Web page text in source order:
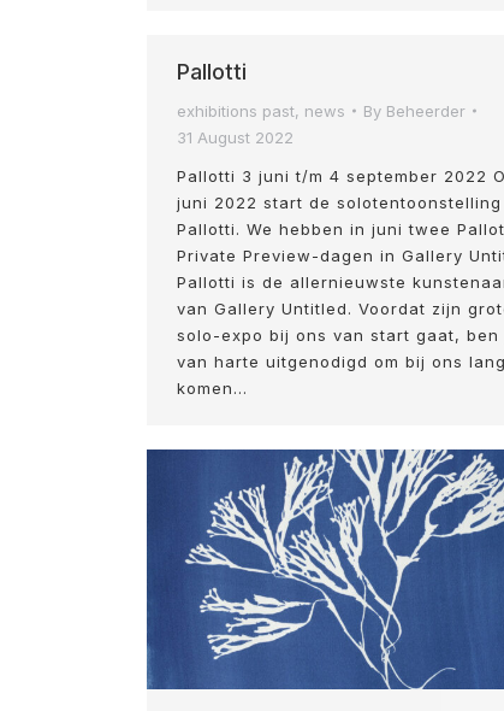
Pallotti
exhibitions past, news By Beheerder
31 August 2022
Pallotti 3 juni t/m 4 september 2022
juni 2022 start de solotentoonstelling
Pallotti. We hebben in juni twee
Private Preview-dagen in Gallery
Pallotti is de allernieuwste
van Gallery Untitled. Voordat zijn
solo-expo bij ons van start gaat, ben
van harte uitgenodigd om bij ons
komen…